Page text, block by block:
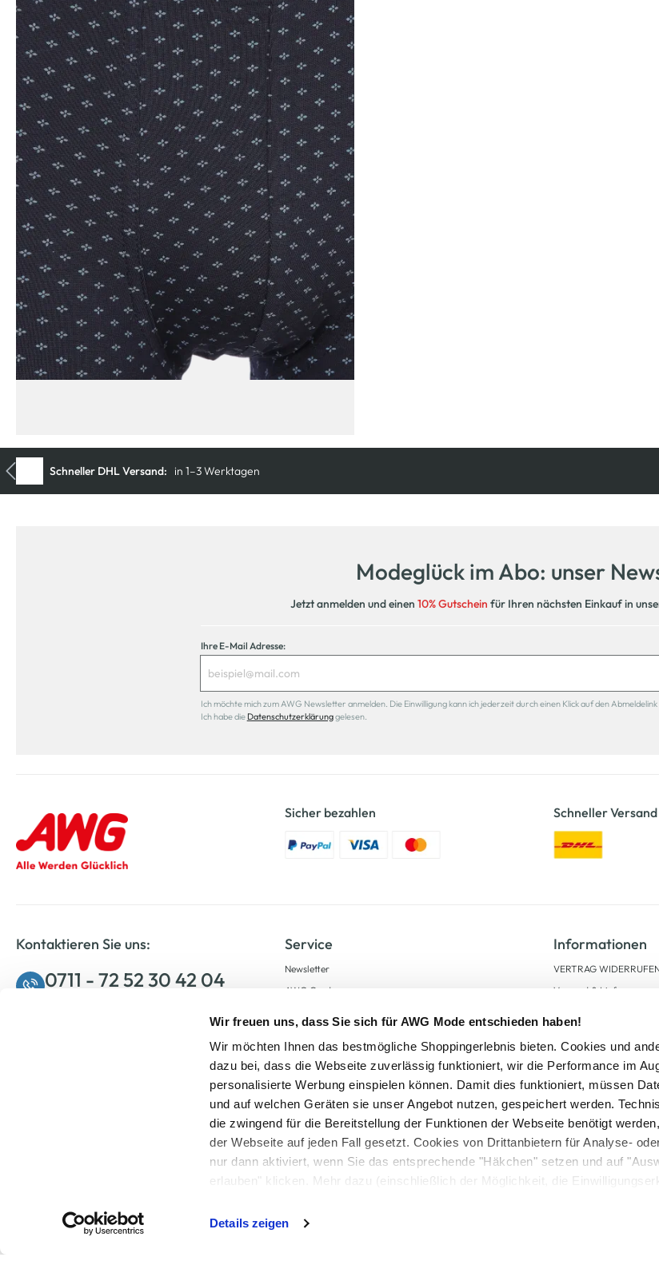
Wir freuen uns, dass Sie sich für AWG Mode entschieden haben!
Wir möchten Ihnen das bestmögliche Shoppingerlebnis bieten. Cookies und
dazu bei, dass die Webseite zuverlässig funktioniert, wir die Performance im
personalisierte Werbung einspielen können. Damit dies funktioniert, müssen
und auf welchen Geräten sie unser Angebot nutzen, gespeichert werden.
die zwingend für die Bereitstellung der Funktionen der Webseite benötigt
der Webseite auf jeden Fall gesetzt. Cookies von Drittanbietern für Analyse-
nur dann aktiviert, wenn Sie das entsprechende "Häkchen" setzen und auf
erlauben" klicken. Mehr dazu (einschließlich der Möglichkeit, die
Details zeigen
Schneller DHL Versand: in 1–3 Werktagen
Modeglück im Abo: unser
Jetzt anmelden und einen 10% Gutschein für Ihren nächsten Einkauf in
Ihre E-Mail Adresse:
Ich möchte mich zum AWG Newsletter anmelden. Die Einwilligung kann ich jederzeit durch einen Klick auf den
Ich habe die Datenschutzerklärunggelesen.
Sicher bezahlen Schneller Versand
Kontaktieren Sie uns:
0711 - 72 52 30 42 04
Service
Newsletter
AWG Card
Informationen
VERTRAG
Versand & Lieferung
Datenschutz
AWG CARD
Alle Preise inkl. gesetzl. Mehrwertsteuer zzgl.